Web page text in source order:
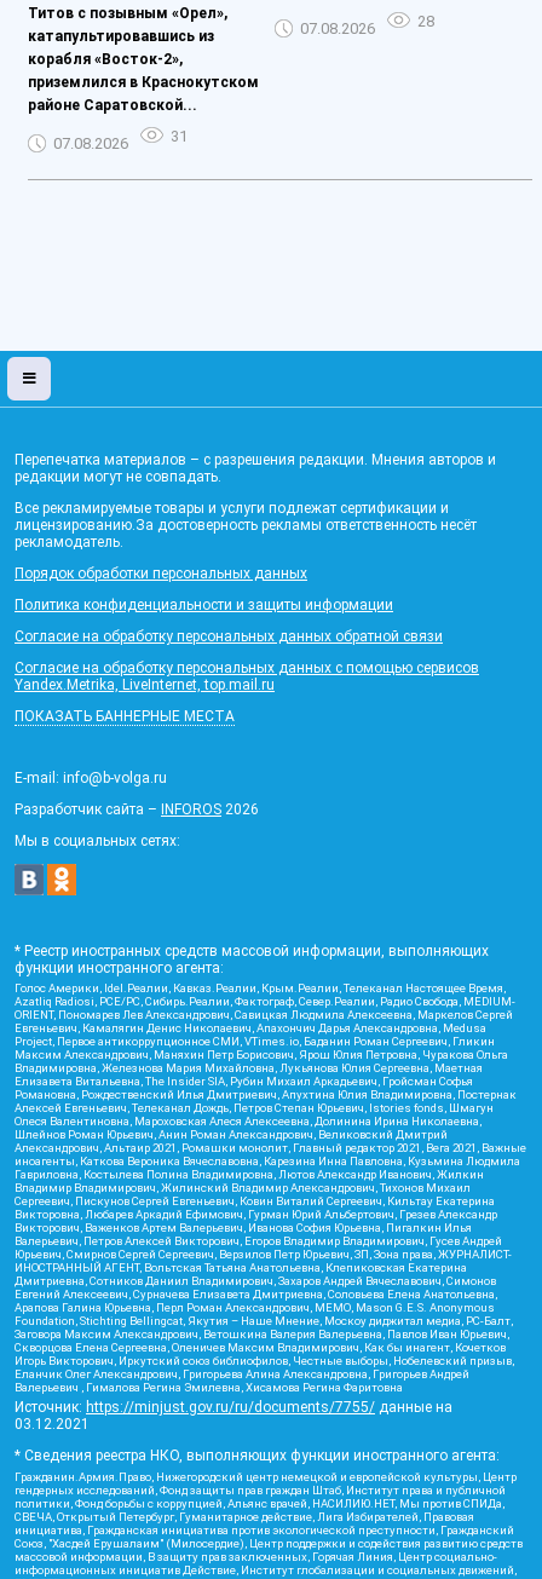
Титов с позывным «Орел»,
катапультировавшись из
корабля «Восток-2»,
приземлился в Краснокутском
районе Саратовской...
07.08.2026 31
07.08.2026 28
Перепечатка материалов – с разрешения редакции. Мнения авторов и
редакции могут не совпадать.
Все рекламируемые товары и услуги подлежат сертификации и
лицензированию.За достоверность рекламы ответственность несёт
рекламодатель.
Порядок обработки персональных данных
Политика конфиденциальности и защиты информации
Согласие на обработку персональных данных обратной связи
Согласие на обработку персональных данных с помощью сервисов
Yandex.Metrika, LiveInternet, top.mail.ru
ПОКАЗАТЬ БАННЕРНЫЕ МЕСТА
E-mail: info@b-volga.ru
Разработчик сайта – INFOROS 2026
Мы в социальных сетях:
* Реестр иностранных средств массовой информации, выполняющих
функции иностранного агента:
Голос Америки, Idel.Реалии, Кавказ.Реалии, Крым.Реалии, Телеканал Настоящее Время,
Azatliq Radiosi, PCE/PC, Сибирь.Реалии, Фактограф, Север.Реалии, Радио Свобода, MEDIUM-
ORIENT, Пономарев Лев Александрович, Савицкая Людмила Алексеевна, Маркелов Сергей
Евгеньевич, Камалягин Денис Николаевич, Апахончич Дарья Александровна, Medusa
Project, Первое антикоррупционное СМИ, VTimes.io, Баданин Роман Сергеевич, Гликин
Максим Александрович, Маняхин Петр Борисович, Ярош Юлия Петровна, Чуракова Ольга
Владимировна, Железнова Мария Михайловна, Лукьянова Юлия Сергеевна, Маетная
Елизавета Витальевна, The Insider SIA, Рубин Михаил Аркадьевич, Гройсман Софья
Романовна, Рождественский Илья Дмитриевич, Апухтина Юлия Владимировна, Постернак
Алексей Евгеньевич, Телеканал Дождь, Петров Степан Юрьевич, Istories fonds, Шмагун
Олеся Валентиновна, Мароховская Алеся Алексеевна, Долинина Ирина Николаевна,
Шлейнов Роман Юрьевич, Анин Роман Александрович, Великовский Дмитрий
Александрович, Альтаир 2021, Ромашки монолит, Главный редактор 2021, Вега 2021, Важные
иноагенты, Каткова Вероника Вячеславовна, Карезина Инна Павловна, Кузьмина Людмила
Гавриловна, Костылева Полина Владимировна, Лютов Александр Иванович, Жилкин
Владимир Владимирович, Жилинский Владимир Александрович, Тихонов Михаил
Сергеевич, Пискунов Сергей Евгеньевич, Ковин Виталий Сергеевич, Кильтау Екатерина
Викторовна, Любарев Аркадий Ефимович, Гурман Юрий Альбертович, Грезев Александр
Викторович, Важенков Артем Валерьевич, Иванова София Юрьевна, Пигалкин Илья
Валерьевич, Петров Алексей Викторович, Егоров Владимир Владимирович, Гусев Андрей
Юрьевич, Смирнов Сергей Сергеевич, Верзилов Петр Юрьевич, ЗП, Зона права, ЖУРНАЛИСТ-
ИНОСТРАННЫЙ АГЕНТ, Вольтская Татьяна Анатольевна, Клепиковская Екатерина
Дмитриевна, Сотников Даниил Владимирович, Захаров Андрей Вячеславович, Симонов
Евгений Алексеевич, Сурначева Елизавета Дмитриевна, Соловьева Елена Анатольевна,
Арапова Галина Юрьевна, Перл Роман Александрович, МЕМО, Mason G.E.S. Anonymous
Foundation, Stichting Bellingcat, Якутия – Наше Мнение, Москоу диджитал медиа, РС-Балт,
Заговора Максим Александрович, Ветошкина Валерия Валерьевна, Павлов Иван Юрьевич,
Скворцова Елена Сергеевна, Оленичев Максим Владимирович, Как бы инагент, Кочетков
Игорь Викторович, Иркутский союз библиофилов, Честные выборы, Нобелевский призыв,
Еланчик Олег Александрович, Григорьева Алина Александровна, Григорьев Андрей
Валерьевич , Гималова Регина Эмилевна, Хисамова Регина Фаритовна
Источник: https://minjust.gov.ru/ru/documents/7755/ данные на
03.12.2021
* Сведения реестра НКО, выполняющих функции иностранного агента:
Гражданин.Армия.Право, Нижегородский центр немецкой и европейской культуры, Центр
гендерных исследований, Фонд защиты прав граждан Штаб, Институт права и публичной
политики, Фонд борьбы с коррупцией, Альянс врачей, НАСИЛИЮ.НЕТ, Мы против СПИДа,
СВЕЧА, Открытый Петербург, Гуманитарное действие, Лига Избирателей, Правовая
инициатива, Гражданская инициатива против экологической преступности, Гражданский
Союз, "Хасдей Ерушалаим" (Милосердие), Центр поддержки и содействия развитию средств
массовой информации, В защиту прав заключенных, Горячая Линия, Центр социально-
информационных инициатив Действие, Институт глобализации и социальных движений,